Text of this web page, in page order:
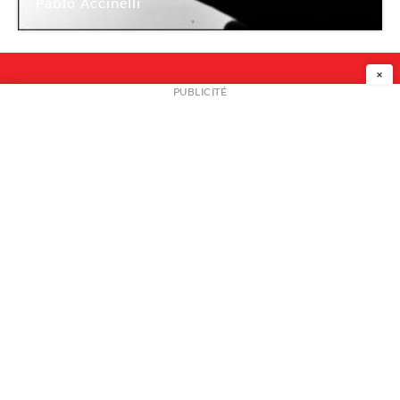
Pablo Accinelli
Centre Pompidou Paris
NEWSLETTER
×
PUBLICITÉ